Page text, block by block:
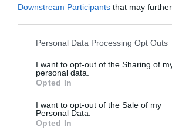
Downstream Participants that may
Personal Data Processing Opt Outs
I want to opt-out of the Sharing of
personal data.
Opted In
I want to opt-out of the Sale of my
Personal Data.
Opted In